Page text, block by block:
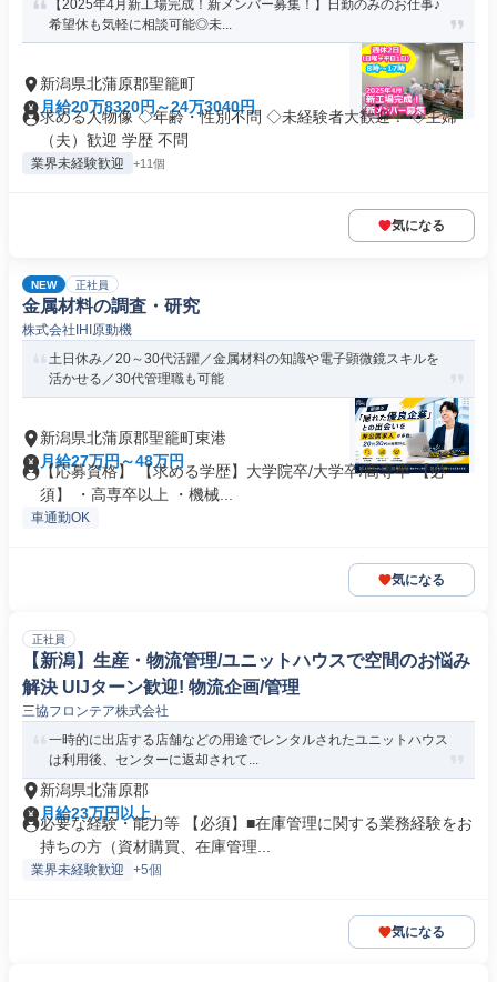
【2025年4月新工場完成！新メンバー募集！】日勤のみのお仕事♪
希望休も気軽に相談可能◎未...
新潟県北蒲原郡聖籠町
月給20万8320円～24万3040円
求める人物像 ◇年齢・性別不問 ◇未経験者大歓迎！ ◇主婦
（夫）歓迎 学歴 不問
業界未経験歓迎 +11個
気になる
NEW 正社員
金属材料の調査・研究
株式会社IHI原動機
土日休み／20～30代活躍／金属材料の知識や電子顕微鏡スキルを
活かせる／30代管理職も可能
新潟県北蒲原郡聖籠町東港
月給27万円～48万円
【応募資格】 【求める学歴】大学院卒/大学卒/高専卒 【必
須】 ・高専卒以上 ・機械...
車通勤OK
気になる
正社員
【新潟】生産・物流管理/ユニットハウスで空間のお悩み
解決 UIJターン歓迎! 物流企画/管理
三協フロンテア株式会社
一時的に出店する店舗などの用途でレンタルされたユニットハウス
は利用後、センターに返却されて...
新潟県北蒲原郡
月給23万円以上
必要な経験・能力等 【必須】■在庫管理に関する業務経験をお
持ちの方（資材購買、在庫管理...
業界未経験歓迎 +5個
気になる